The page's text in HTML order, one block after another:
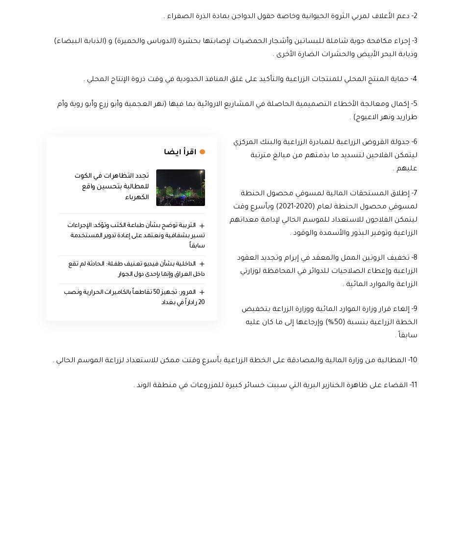
2- دعم الأعلاف لمربي الثروة الحيوانية وخاصة حقول الدواجن بمادة الذرة الصفراء .
3- إجراء مكافحة جوية شاملة للبساتين وأشجار الحمضيات لإصابتها بحشرة (الدوباس والحميرة) و (الذبابة البيضاء)
وذبابة البحر الأبيض والحشرات الضارة الأخرى .
4- حماية المنتج المحلي للمنتجات الزراعية والتأكيد على غلق المنافذ الحدودية في وقت ذروة الإنتاج المحلي .
5- إكمال ومعالجة الأخطاء التصميمية الحاصلة في المشاريع الاروائية بما فيها (نهر العجمية وأبو زرع وأبو روية وأم
طراريد ونهر الاعيوج) .
اقرأ ايضا
تجدد التظاهرات في الكوت
للمطالبة بتحسين واقع
الكهرباء
التربية توضح بشأن طباعة الكتب وتؤكد: الإجراءات
تسير بشفافية ونعتمد على إعادة تدوير المستخدمة
سابقاً
الداخلية بشأن فيديو تعنيف طفلة: الحادثة لم تقع
داخل العراق وإنما بإحدى دول الجوار
المرور: تجهيز 50 تقاطعاً بالكاميرات الحرارية ونصب
20 راداراً في بغداد
6- جدولة القروض الزراعية للمبادرة الزراعية والبنك المركزي
ليتمكن الفلاحين لتسديد ما بذمتهم من مبالغ مترتبة
عليهم .
7- إطلاق المستحقات المالية لمسوقي محصول الحنطة
لمسوقي محصول الحنطة لعام (2020-2021) وبأسرع وقت
ليتمكن الفلاحون للاستعداد للموسم الحالي لإدامة معداتهم
الزراعية وتوفير البذور والأسمدة والوقود .
8- تخفيف الروتين الممل والمعقد في إبرام وتجديد العقود
الزراعية وإعطاء الصلاحيات للدوائر في المحافظة لوزارتي
الزراعة والموارد المائية .
9- إلغاء قرار وزارة الموارد المائية ووزارة الزراعة بتخفيض
الخطة الزراعية بنسبة (50%) وإرجاعها إلى ما كان عليه
سابقاً .
10- المطالبة من وزارة المالية والمصادقة على الخطة الزراعية بأسرع وقتت ممكن للاستعداد لزراعة الموسم الحالي .
11- القضاء على ظاهرة الخنازير البرية التي سببت خسائر كبيرة للمزروعات في منطقة الوند .